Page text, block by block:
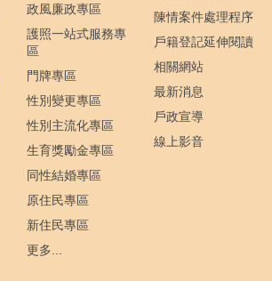
政風廉政專區
護照一站式服務專
區
門牌專區
性別變更專區
性別主流化專區
生育獎勵金專區
同性結婚專區
原住民專區
新住民專區
更多...
陳情案件處理程序
戶籍登記延伸閱讀
相關網站
最新消息
戶政宣導
線上影音